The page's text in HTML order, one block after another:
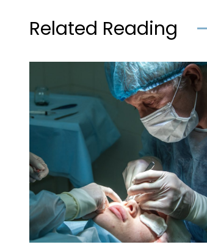
Related Reading